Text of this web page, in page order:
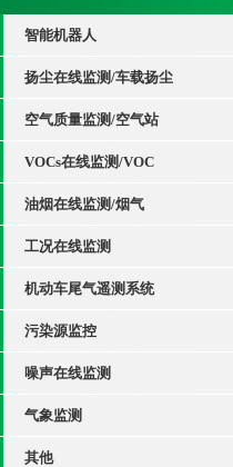
智能机器人
扬尘在线监测/车载扬尘
空气质量监测/空气站
VOCs在线监测/VOC
油烟在线监测/烟气
工况在线监测
机动车尾气遥测系统
污染源监控
噪声在线监测
气象监测
其他